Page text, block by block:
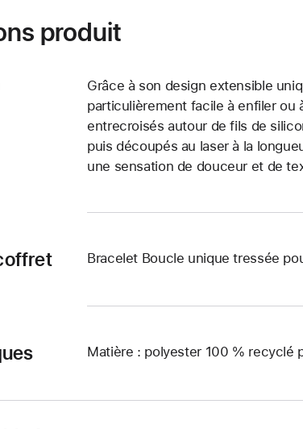
produit
Grâce à son design extensible
particulièrement facile à enfiler
entrecroisés autour de fils de
puis découpés au laser à la
une sensation de douceur et de
Bracelet Boucle unique tressée
Matière : polyester 100 % recyclé